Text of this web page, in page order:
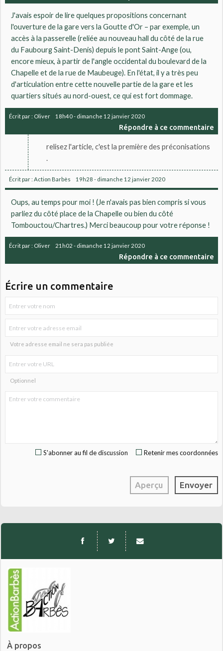
À propos
J'avais espoir de lire quelques propositions concernant
l'ouverture de la gare vers la Goutte d'Or – par exemple, un
accès à la passerelle (reliée au nouveau hall du côté de la rue
du Faubourg Saint-Denis) depuis le pont Saint-Ange (ou,
encore mieux, à partir de l'angle occidental du boulevard de la
Chapelle et de la rue de Maubeuge). En l'état, il y a très peu
d'articulation entre cette nouvelle partie de la gare et les
quartiers situés au nord-ouest, ce qui est fort dommage.
Écrit par : Oliver 18h40- dimanche 12 janvier 2020
Répondre à ce commentaire
relisez l'article, c'est la première des préconisations
.
Écrit par :Action Barbès 19h28 - dimanche 12 janvier 2020
Oups, au temps pour moi ! (Je n'avais pas bien compris si vous
parliez du côté place de la Chapelle ou bien du côté
Tombouctou/Chartres.) Merci beaucoup pour votre réponse !
Écrit par : Oliver 21h02 - dimanche 12 janvier 2020
Répondre à ce commentaire
Écrire un commentaire
Votre adresse email ne sera pas publiée
Optionnel
Retenir mes coordonnées
S'abonner au fil de discussion